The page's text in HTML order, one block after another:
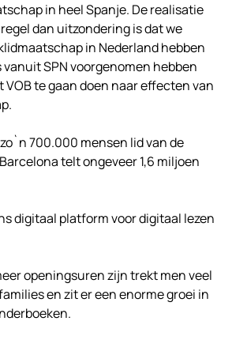
in heel Spanje. De realisatie
dan uitzondering is dat we
in Nederland hebben
SPN voorgenomen hebben
VOB te gaan doen naar effecten van
700.000 mensen lid van de
telt ongeveer 1,6 miljoen
digitaal platform voor digitaal lezen
openingsuren zijn trekt men veel
en zit er een enorme groei in